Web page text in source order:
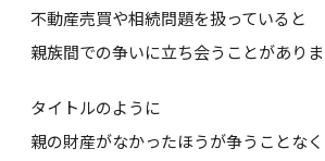
不動産売買や相続問題を扱っていると
親族間での争いに立ち会うことがありま
タイトルのように
親の財産がなかったほうが争うことなく